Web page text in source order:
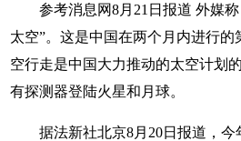
参考消息网8月21日报道 外媒
太空”。这是中国在两个月内进行
空行走是中国大力推动的太空计划
有探测器登陆火星和月球。
据法新社北京8月20日报道，